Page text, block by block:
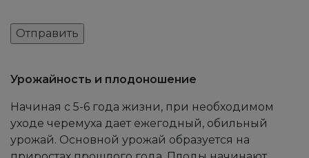
Урожайность и плодоношение
Начиная с 5-6 года жизни, при необходимом
уходе черемуха дает ежегодный, обильный
урожай. Основной урожай образуется на